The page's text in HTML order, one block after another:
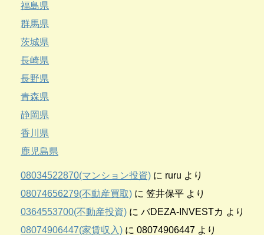
福島県
群馬県
茨城県
長崎県
長野県
青森県
静岡県
香川県
鹿児島県
08034522870(マンション投資) に ruru より
08074656279(不動産買取) に 笠井保平 より
0364553700(不動産投資) に バDEZA-INVESTカ より
08074906447(家賃収入) に 08074906447 より